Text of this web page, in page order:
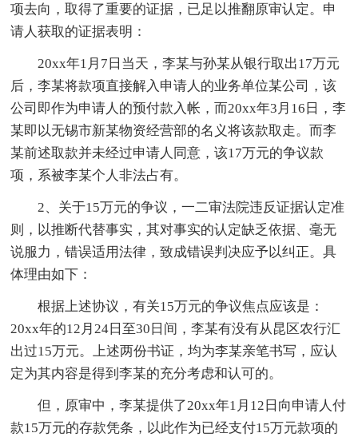
项去向，取得了重要的证据，已足以推翻原审认定。申
请人获取的证据表明：
20xx年1月7日当天，李某与孙某从银行取出17万元
后，李某将款项直接解入申请人的业务单位某公司，该
公司即作为申请人的预付款入帐，而20xx年3月16日，李
某即以无锡市新某物资经营部的名义将该款取走。而李
某前述取款并未经过申请人同意，该17万元的争议款
项，系被李某个人非法占有。
2、关于15万元的争议，一二审法院违反证据认定准
则，以推断代替事实，其对事实的认定缺乏依据、毫无
说服力，错误适用法律，致成错误判决应予以纠正。具
体理由如下：
根据上述协议，有关15万元的争议焦点应该是：
20xx年的12月24日至30日间，李某有没有从昆区农行汇
出过15万元。上述两份书证，均为李某亲笔书写，应认
定为其内容是得到李某的充分考虑和认可的。
但，原审中，李某提供了20xx年1月12日向申请人付
款15万元的存款凭条，以此作为已经支付15万元款项的